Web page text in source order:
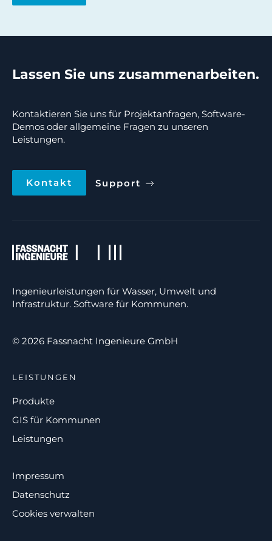
Lassen Sie uns zusammenarbeiten.
Kontaktieren Sie uns für Projektanfragen, Software-
Demos oder allgemeine Fragen zu unseren
Leistungen.
Kontakt Support
Ingenieurleistungen für Wasser, Umwelt und
Infrastruktur. Software für Kommunen.
© 2026 Fassnacht Ingenieure GmbH
LEISTUNGEN
Produkte
GIS für Kommunen
Leistungen
Impressum
Datenschutz
Cookies verwalten